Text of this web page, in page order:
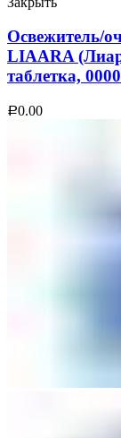
Освежитель/
LIAARA
таблетка,
Р0.00